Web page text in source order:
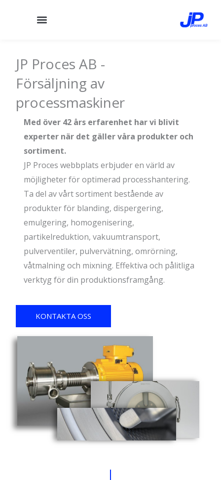
JP Proces AB -
Försäljning av
processmaskiner
Med över 42 års erfarenhet har vi blivit
experter när det gäller våra produkter och
sortiment.
JP Proces webbplats erbjuder en värld av
möjligheter för optimerad processhantering.
Ta del av vårt sortiment bestående av
produkter för blanding, dispergering,
emulgering, homogenisering,
partikelreduktion, vakuumtransport,
pulverventiler, pulvervätning, omrörning,
våtmalning och mixning. Effektiva och pålitliga
verktyg för din produktionsframgång.
KONTAKTA OSS